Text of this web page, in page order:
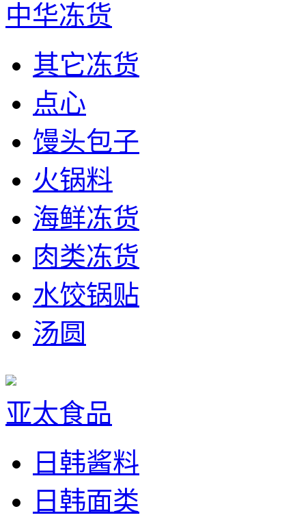
中华冻货
其它冻货
点心
馒头包子
火锅料
海鲜冻货
肉类冻货
水饺锅贴
汤圆
亚太食品
日韩酱料
日韩面类